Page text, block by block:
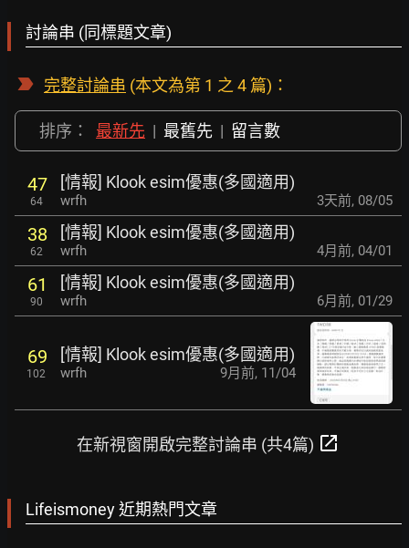
討論串 (同標題文章)
完整討論串 (本文為第 1 之 4 篇)：
排序： 最新先 | 最舊先 | 留言數
47
64
[情報] Klook esim優惠(多國適用)
wrfh 3天前, 08/05
38
62
[情報] Klook esim優惠(多國適用)
wrfh 4月前, 04/01
61
90
[情報] Klook esim優惠(多國適用)
wrfh 6月前, 01/29
69
102
[情報] Klook esim優惠(多國適用)
wrfh 9月前, 11/04
在新視窗開啟完整討論串 (共4篇) open_in_new
Lifeismoney 近期熱門文章